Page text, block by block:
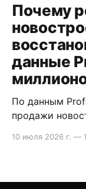
Почему
данные
По данным
продажи
меньше,
девелопера. Содержание * Методология кратко:
10 июля 2026 г. —